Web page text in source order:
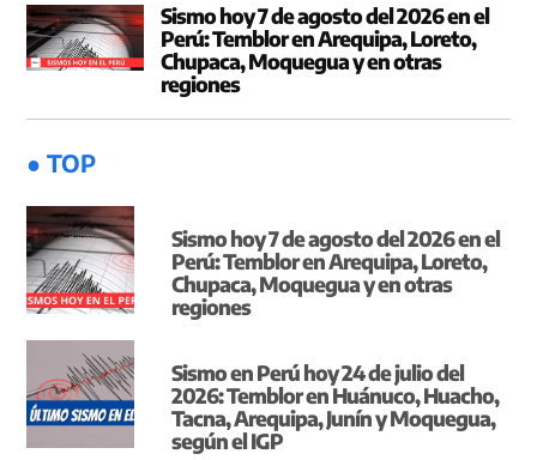
Sismo hoy 7 de agosto del 2026 en el
Perú: Temblor en Arequipa, Loreto,
Chupaca, Moquegua y en otras
regiones
● TOP
Sismo hoy 7 de agosto del 2026 en el
Perú: Temblor en Arequipa, Loreto,
Chupaca, Moquegua y en otras
regiones
Sismo en Perú hoy 24 de julio del
2026: Temblor en Huánuco, Huacho,
Tacna, Arequipa, Junín y Moquegua,
según el IGP